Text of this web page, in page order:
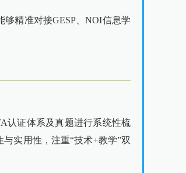
精准对接GESP、NOI信息学
认证体系及真题进行系统性梳
实用性，注重“技术+教学”双